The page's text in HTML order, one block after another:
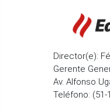
Director(e):
Gerente
Av. Alfonso
Teléfono: (51-